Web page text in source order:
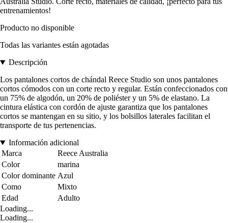
entrenamientos!
Producto no disponible
Todas las variantes están agotadas
Descripción
Los pantalones cortos de chándal Reece Studio son unos pantalones
cortos cómodos con un corte recto y regular. Están confeccionados con
un 75% de algodón, un 20% de poliéster y un 5% de elastano. La
cintura elástica con cordón de ajuste garantiza que los pantalones
cortos se mantengan en su sitio, y los bolsillos laterales facilitan el
transporte de tus pertenencias.
Información adicional
Marca
Reece Australia
Color
marina
Color dominante Azul
Como
Mixto
Edad
Adulto
Loading...
Loading...